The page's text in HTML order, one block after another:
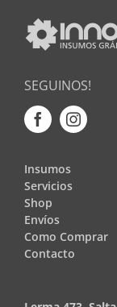
SEGUINOS!
Insumos
Servicios
Shop
Envíos
Como Comprar
Contacto